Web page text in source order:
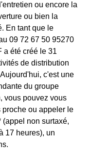
ou encore la
ou bien la
En tant que le
09 72 67 50 95270
a été créé le 31
de distribution
c'est une
du groupe
vous pouvez vous
ou appeler le
non surtaxé,
17 heures), un